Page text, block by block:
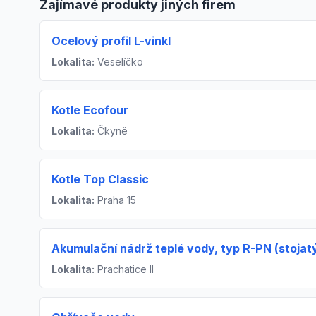
Zajímavé produkty jiných firem
Ocelový profil L-vinkl
Lokalita: Veselíčko
Kotle Ecofour
Lokalita: Čkyně
Kotle Top Classic
Lokalita: Praha 15
Akumulační nádrž teplé vody, typ R-PN
Lokalita: Prachatice II